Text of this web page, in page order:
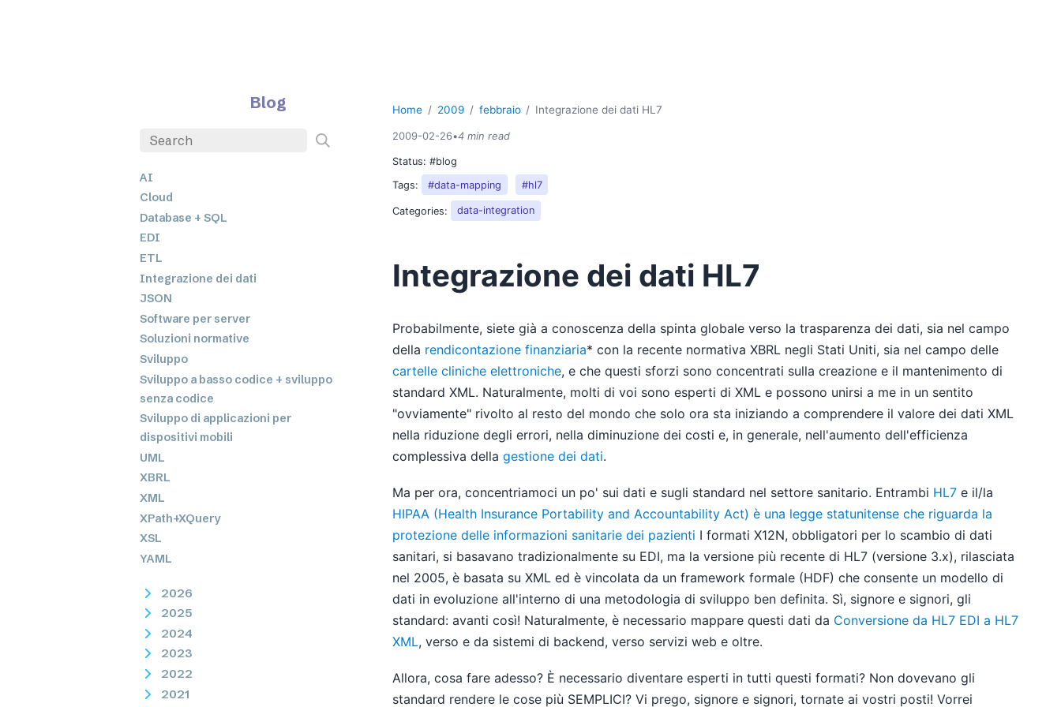
Blog
AI
Cloud
Database + SQL
EDI
ETL
Integrazione dei dati
JSON
Software per server
Soluzioni normative
Sviluppo
Sviluppo a basso codice + sviluppo
senza codice
Sviluppo di applicazioni per
dispositivi mobili
UML
XBRL
XML
XPath+XQuery
XSL
YAML
2026
2025
2024
2023
2022
2021
Home 2009 febbraio Integrazione dei dati HL7
2009-02-26•4 min read
Status:#blog
Tags:
#data-mapping #hl7
Categories: data-integration
Integrazione dei dati HL7
Probabilmente, siete già a conoscenza della spinta globale verso la trasparenza dei dati, sia nel campo
della rendicontazione finanziaria* con la recente normativa XBRL negli Stati Uniti, sia nel campo delle
cartelle cliniche elettroniche, e che questi sforzi sono concentrati sulla creazione e il mantenimento di
standard XML. Naturalmente, molti di voi sono esperti di XML e possono unirsi a me in un sentito
"ovviamente" rivolto al resto del mondo che solo ora sta iniziando a comprendere il valore dei dati XML
nella riduzione degli errori, nella diminuzione dei costi e, in generale, nell'aumento dell'efficienza
complessiva dellagestione dei dati.
Ma per ora, concentriamoci un po' sui dati e sugli standard nel settore sanitario. Entrambi HL7 e il/la
HIPAA (Health Insurance Portability and Accountability Act) è una legge statunitense che riguarda la
protezione delle informazioni sanitarie dei pazienti I formati X12N, obbligatori per lo scambio di dati
sanitari, si basavano tradizionalmente su EDI, ma la versione più recente di HL7 (versione 3.x), rilasciata
nel 2005, è basata su XML ed è vincolata da un framework formale (HDF) che consente un modello di
dati in evoluzione all'interno di una metodologia di sviluppo ben definita. Sì, signore e signori, gli
standard: avanti così! Naturalmente, è necessario mappare questi dati da Conversione da HL7 EDI a HL7
XML, verso e da sistemi di backend, verso servizi web e oltre.
Allora, cosa fare adesso? È necessario diventare esperti in tutti questi formati? Non dovevano gli
standard rendere le cose più SEMPLICI? Vi prego, signore e signori, tornate ai vostri posti! Vorrei